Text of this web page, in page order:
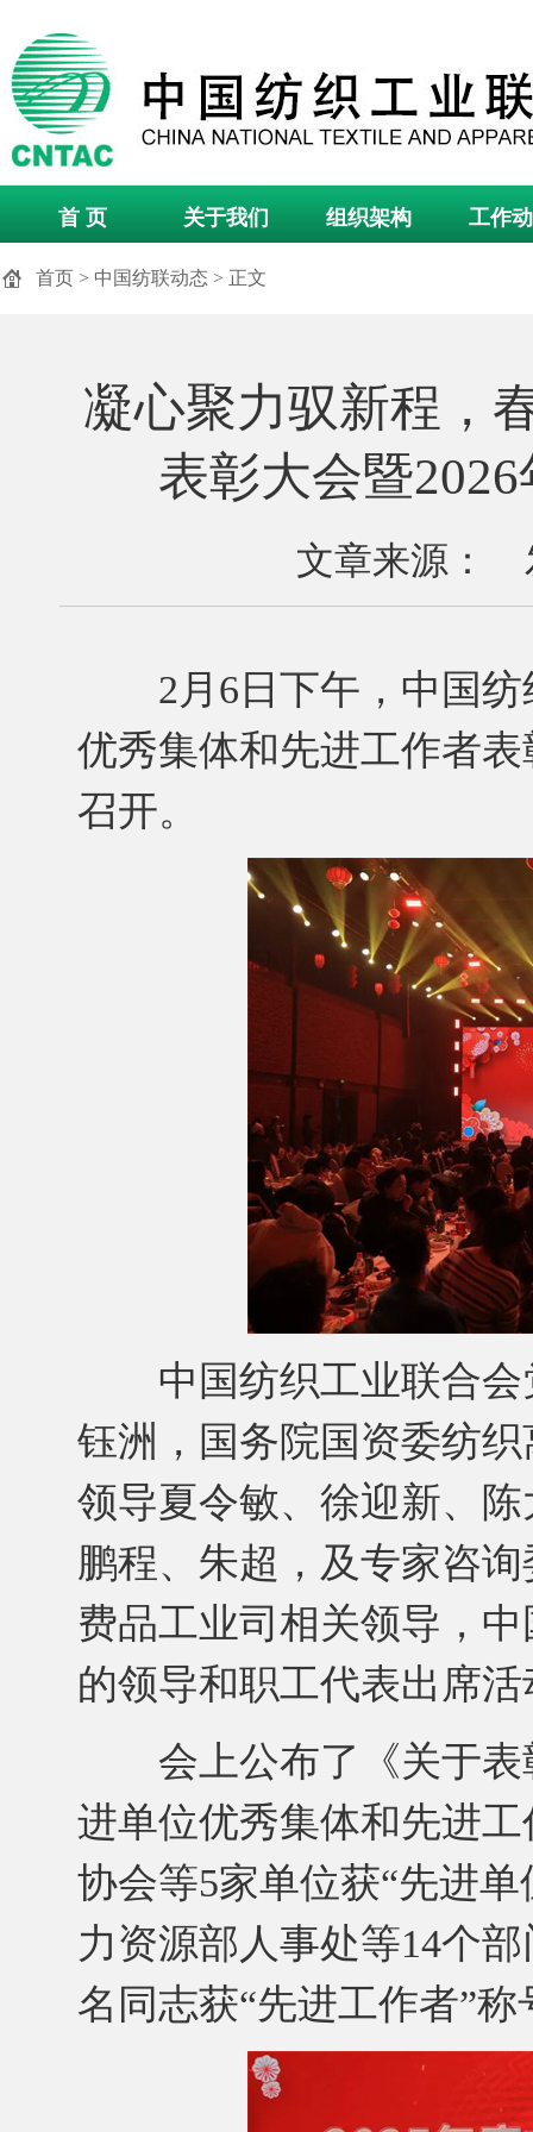
首 页 关于我们 组织架构 工作
首页 > 中国纺联动态 > 正文
凝心聚力驭新程，
表彰大会暨
文章来源：
2月6日下午，中国纺
优秀集体和先进工作者
召开。
中国纺织工业联合会
钰洲，国务院国资委纺
领导夏令敏、徐迎新、
鹏程、朱超，及专家咨
费品工业司相关领导，
的领导和职工代表出席活
会上公布了《关于表
进单位优秀集体和先进
协会等5家单位获“先进
力资源部人事处等14个
名同志获“先进工作者”称